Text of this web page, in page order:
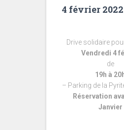
4 février
Drive solidaire
Vendredi 4
de
19h à
– Parking de la
Réservation
Janvier